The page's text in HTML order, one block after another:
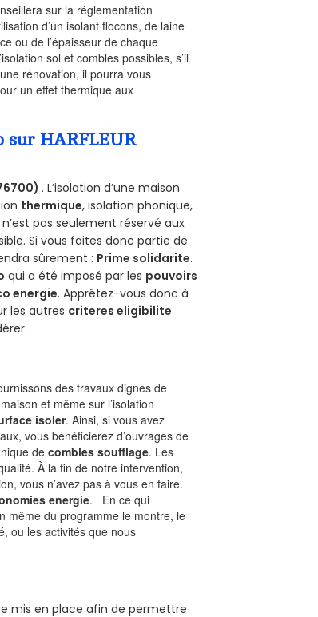
sur la réglementation
d’un isolant flocons, de laine
ou de l’épaisseur de chaque
sol et combles possibles, s’il
rénovation, il pourra vous
un effet thermique aux
sur HARFLEUR
. L’isolation d’une maison
thermique, isolation phonique,
pas seulement réservé aux
Si vous faites donc partie de
sûrement : Prime solidarite.
qui a été imposé par les pouvoirs
energie. Apprêtez-vous donc à
les autres criteres eligibilite
des travaux dignes de
et même sur l’isolation
isoler. Ainsi, si vous avez
vous bénéficierez d’ouvrages de
decombles soufflage. Les
À la fin de notre intervention,
vous n’avez pas à vous en faire.
energie. En ce qui
même du programme le montre, le
ou les activités que nous
mis en place afin de permettre